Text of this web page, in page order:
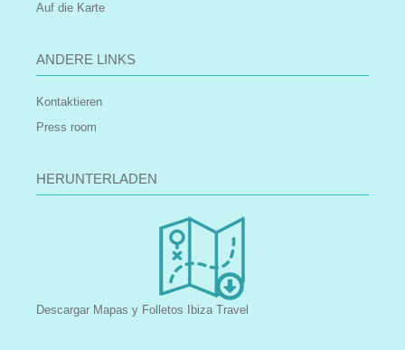
Auf die Karte
ANDERE LINKS
Kontaktieren
Press room
HERUNTERLADEN
Descargar Mapas y Folletos Ibiza Travel